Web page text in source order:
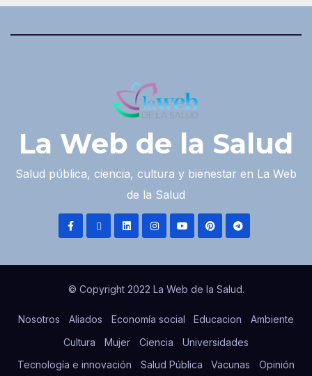
La Web de la Salud
Salud pública, ciencia, cultura y bienestar en La Web
de la Salud
© Copyright 2022 La Web de la Salud.
Nosotros Aliados Economía social Educacion
Ambiente
Cultura
Mujer Ciencia
Universidades
Tecnología e innovación
Salud Pública Vacunas Opinión